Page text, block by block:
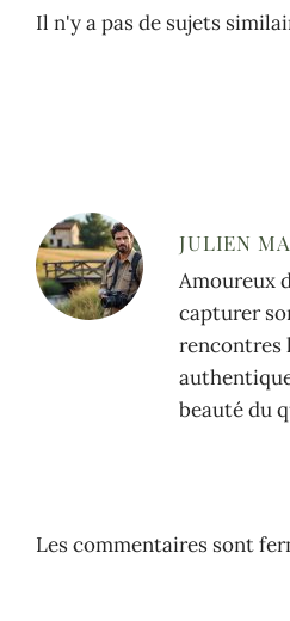
Il n'y a pas de sujets
JULIEN
Amoureux
capturer
rencontres
beauté du
Les commentaires sont